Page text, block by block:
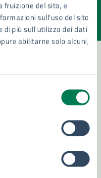
fruizione del sito, e
sull'uso del sito
di più sull'utilizzo dei dati
abilitarne solo alcuni,
1 a 5 stelle)
valutare la chiarezza delle
5